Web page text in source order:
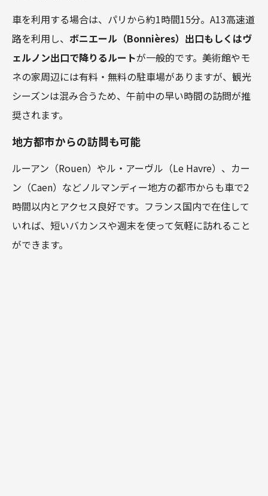
車を利用する場合は、パリから約1時間15分。A13高速道
路を利用し、 ボニエール（Bonnières）出口もしくはヴ
ェルノン出口で降りるルートが一般的です。美術館やモ
ネの家周辺には有料・無料の駐車場がありますが、観光
シーズンは混み合うため、午前中の早い時間の訪問が推
奨されます。
地方都市からの訪問も可能
ルーアン（Rouen）やル・アーヴル（Le Havre）、カー
ン（Caen）などノルマンディー地方の都市からも車で2
時間以内とアクセス良好です。フランス国内で在住して
いれば、短いバカンスや週末を使って気軽に訪れること
ができます。